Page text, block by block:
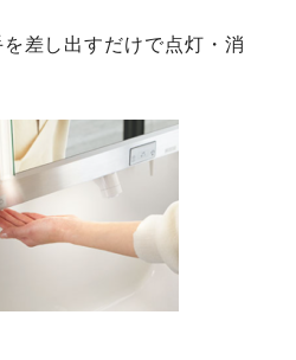
差し出すだけで点灯・消